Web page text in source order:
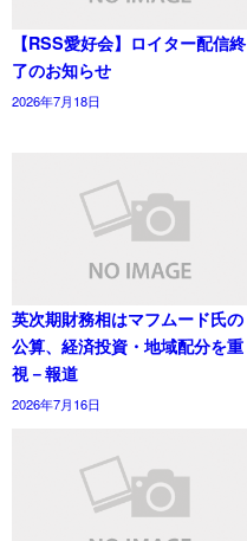
【RSS愛好会】ロイター配信終
了のお知らせ
2026年7月18日
英次期財務相はマフムード氏の
公算、経済投資・地域配分を重
視－報道
2026年7月16日